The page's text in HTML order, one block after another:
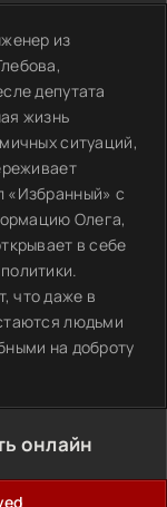
из
депутата
жизнь
ситуаций,
«Избранный» с
Олега,
в себе
что даже в
людьми
на доброту
онлайн